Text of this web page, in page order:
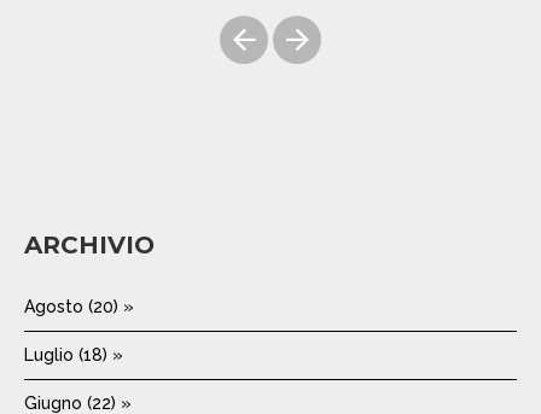
ARCHIVIO
Agosto (20) »
Luglio (18) »
Giugno (22) »